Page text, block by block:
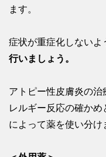
ます。
症状が重症化しないよ
行いましょう。
アトピー性皮膚炎の治
レルギー反応の確か
によって薬を使い分け